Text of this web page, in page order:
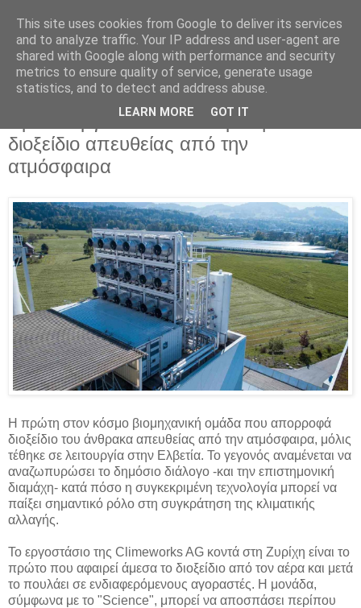
Parakato.gr
Ελβετία: Ξεκίνησε να λειτουργεί το
πρώτο εργοστάσιο που «ρουφά»
διοξείδιο απευθείας από την
ατμόσφαιρα
Η πρώτη στον κόσμο βιομηχανική ομάδα που απορροφά
διοξείδιο του άνθρακα απευθείας από την ατμόσφαιρα, μόλις
τέθηκε σε λειτουργία στην Ελβετία. Το γεγονός αναμένεται να
αναζωπυρώσει το δημόσιο διάλογο -και την επιστημονική
διαμάχη- κατά πόσο η συγκεκριμένη τεχνολογία μπορεί να
παίξει σημαντικό ρόλο στη συγκράτηση της κλιματικής
αλλαγής.
Το εργοστάσιο της Climeworks AG κοντά στη Ζυρίχη είναι το
πρώτο που αφαιρεί άμεσα το διοξείδιο από τον αέρα και μετά
το πουλάει σε ενδιαφερόμενους αγοραστές. Η μονάδα,
σύμφωνα με το "Science", μπορεί να αποσπάσει περίπου
This site uses cookies from Google to deliver its services
and to analyze traffic. Your IP address and user-agent are
shared with Google along with performance and security
metrics to ensure quality of service, generate usage
statistics, and to detect and address abuse.
LEARN MORE GOT IT